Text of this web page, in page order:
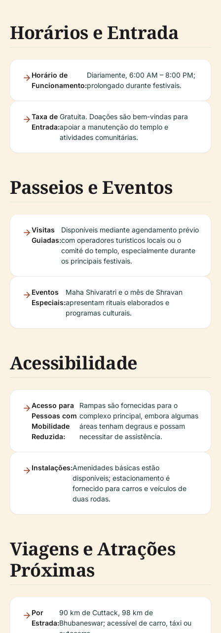
Horários e Entrada
Horário de
Funcionamento:
Diariamente, 6:00 AM – 8:00 PM;
prolongado durante festivais.
Taxa de
Entrada:
Gratuita. Doações são bem-vindas para
apoiar a manutenção do templo e
atividades comunitárias.
Passeios e Eventos
Visitas
Guiadas:
Disponíveis mediante agendamento prévio
com operadores turísticos locais ou o
comité do templo, especialmente durante
os principais festivais.
Eventos
Especiais:
Maha Shivaratri e o mês de Shravan
apresentam rituais elaborados e
programas culturais.
Acessibilidade
Acesso para
Pessoas com
Mobilidade
Reduzida:
Rampas são fornecidas para o
complexo principal, embora algumas
áreas tenham degraus e possam
necessitar de assistência.
Instalações:Amenidades básicas estão
disponíveis; estacionamento é
fornecido para carros e veículos de
duas rodas.
Viagens e Atrações
Próximas
Por
Estrada:
90 km de Cuttack, 98 km de
Bhubaneswar; acessível de carro, táxi ou